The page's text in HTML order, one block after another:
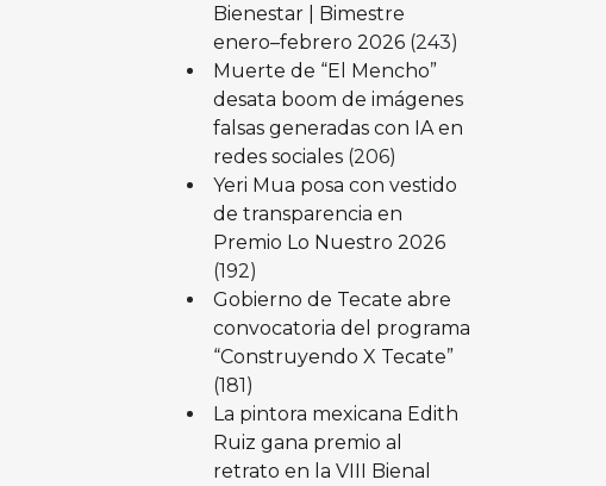
Bienestar | Bimestre
enero–febrero 2026 (243)
Muerte de “El Mencho”
desata boom de imágenes
falsas generadas con IA en
redes sociales (206)
Yeri Mua posa con vestido
de transparencia en
Premio Lo Nuestro 2026
(192)
Gobierno de Tecate abre
convocatoria del programa
“Construyendo X Tecate”
(181)
La pintora mexicana Edith
Ruiz gana premio al
retrato en la VIII Bienal